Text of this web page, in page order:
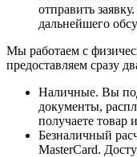
отправить
дальнейшего
Мы работаем с
предоставляем сразу
Наличные. Вы
документы,
получаете товар
Безналичный
MasterCard.